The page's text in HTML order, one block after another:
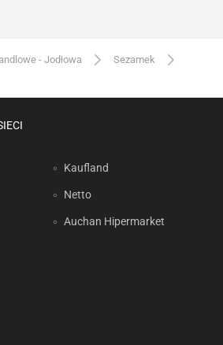
- Jodłowa
Sezamek
Kaufland
Netto
Auchan Hipermarket